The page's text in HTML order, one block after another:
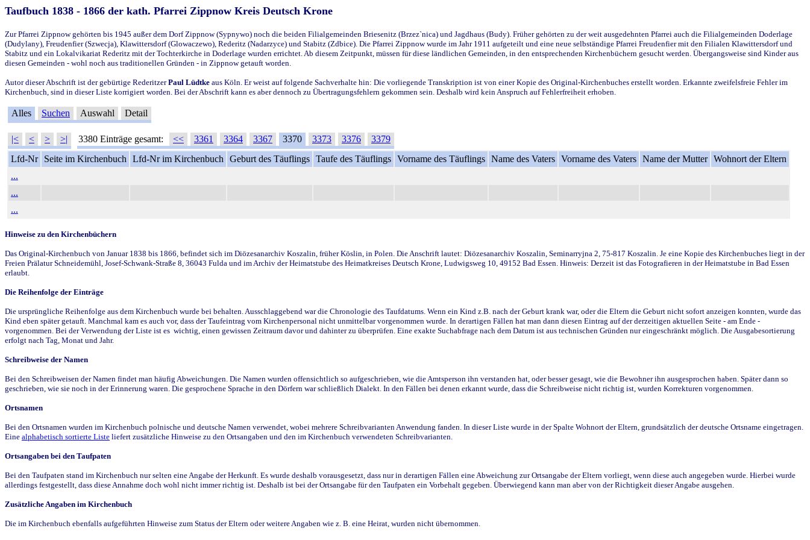
Taufbuch 1838 - 1866 der kath. Pfarrei Zippnow Kreis Deutsch Krone
Zur Pfarrei Zippnow gehörten bis 1945 außer dem Dorf Zippnow (Sypnywo) noch die beiden Filialgemeinden Briesenitz (Brzez`nica) und Jagdhaus (Budy). Früher gehörten zu der weit ausgedehnten Pfarrei auch die Filialgemeinden Doderlage
(Dudylany), Freudenfier (Szwecja), Klawittersdorf (Glowaczewo), Rederitz (Nadarzyce) und Stabitz (Zdbice). Die Pfarrei Zippnow wurde im Jahr 1911 aufgeteilt und eine neue selbständige Pfarrei Freudenfier mit den Filialen Klawittersdorf und
Stabitz und ein Lokalvikariat Rederitz mit der Tochterkirche in Doderlage wurden errichtet. Ab diesem Zeitpunkt, müssen für diese ländlichen Gemeinden, in den entsprechenden Kirchenbüchern gesucht werden. Übergangsweise sind Kinder aus
diesen Gemeinden - wohl noch aus traditionellen Gründen - in Zippnow getauft worden.
Autor dieser Abschrift ist der gebürtige RederitzerPaul Lüdtke aus Köln. Er weist auf folgende Sachverhalte hin: Die vorliegende Transkription ist von einer Kopie des Original-Kirchenbuches erstellt worden. Erkannte zweifelsfreie Fehler im
Kirchenbuch, sind in dieser Liste korrigiert worden. Bei der Abschrift kann es aber dennoch zu Übertragungsfehlern gekommen sein. Deshalb wird kein Anspruch auf Fehlerfreiheit erhoben.
Alles Suchen Auswahl Detail
|< < > >| 3380 Einträge gesamt: << 3361 3364 3367 3370 3373 3376
3379
Lfd-Nr
Seite im Kirchenbuch Lfd-Nr im Kirchenbuch Geburt des Täuflings Taufe des Täuflings Vorname des Täuflings Name des Vaters Vorname des Vaters Name der Mutter Wohnort der Eltern
...
...
...
Hinweise zu den Kirchenbüchern
Das Original-Kirchenbuch von Januar 1838 bis 1866, befindet sich im Diözesanarchiv Koszalin, früher Köslin, in Polen. Die Anschrift lautet: Diözesanarchiv Koszalin, Seminarryjna 2, 75-817 Koszalin. Je eine Kopie des Kirchenbuches liegt in der
Freien Prälatur Schneidemühl, Josef-Schwank-Straße 8, 36043 Fulda und im Archiv der Heimatstube des Heimatkreises Deutsch Krone, Ludwigsweg 10, 49152 Bad Essen. Hinweis: Derzeit ist das Fotografieren in der Heimatstube in Bad Essen
erlaubt.
Die Reihenfolge der Einträge
Die ursprüngliche Reihenfolge aus dem Kirchenbuch wurde bei behalten. Ausschlaggebend war die Chronologie des Taufdatums. Wenn ein Kind z.B. nach der Geburt krank war, oder die Eltern die Geburt nicht sofort anzeigen konnten, wurde das
Kind eben später getauft. Manchmal kam es auch vor, dass der Taufeintrag vom Kirchenpersonal nicht unmittelbar vorgenommen wurde. In derartigen Fällen hat man dann diesen Eintrag auf der derzeitigen aktuellen Seite - am Ende -
vorgenommen. Bei der Verwendung der Liste ist es wichtig, einen gewissen Zeitraum davor und dahinter zu überprüfen. Eine exakte Suchabfrage nach dem Datum ist aus technischen Gründen nur eingeschränkt möglich. Die Ausgabesortierung
erfolgt nach Tag, Monat und Jahr.
Schreibweise der Namen
Bei den Schreibweisen der Namen findet man häufig Abweichungen. Die Namen wurden offensichtlich so aufgeschrieben, wie die Amtsperson ihn verstanden hat, oder besser gesagt, wie die Bewohner ihn ausgesprochen haben. Später dann so
geschrieben, wie sie noch in der Erinnerung waren. Die gesprochene Sprache in den Dörfern war schließlich Dialekt. In den Fällen bei denen erkannt wurde, dass die Schreibweise nicht richtig ist, wurden Korrekturen vorgenommen.
Ortsnamen
Bei den Ortsnamen wurden im Kirchenbuch polnische und deutsche Namen verwendet, wobei mehrere Schreibvarianten Anwendung fanden. In dieser Liste wurde in der Spalte Wohnort der Eltern, grundsätzlich der deutsche Ortsname eingetragen.
Eine alphabetisch sortierte Liste liefert zusätzliche Hinweise zu den Ortsangaben und den im Kirchenbuch verwendeten Schreibvarianten.
Ortsangaben bei den Taufpaten
Bei den Taufpaten stand im Kirchenbuch nur selten eine Angabe der Herkunft. Es wurde deshalb vorausgesetzt, dass nur in derartigen Fällen eine Abweichung zur Ortsangabe der Eltern vorliegt, wenn diese auch angegeben wurde. Hierbei wurde
allerdings festgestellt, dass diese Annahme doch wohl nicht immer richtig ist. Deshalb ist bei der Ortsangabe für den Taufpaten ein Vorbehalt gegeben. Überwiegend kann man aber von der Richtigkeit dieser Angabe ausgehen.
Zusätzliche Angaben im Kirchenbuch
Die im Kirchenbuch ebenfalls aufgeführten Hinweise zum Status der Eltern oder weitere Angaben wie z. B. eine Heirat, wurden nicht übernommen.